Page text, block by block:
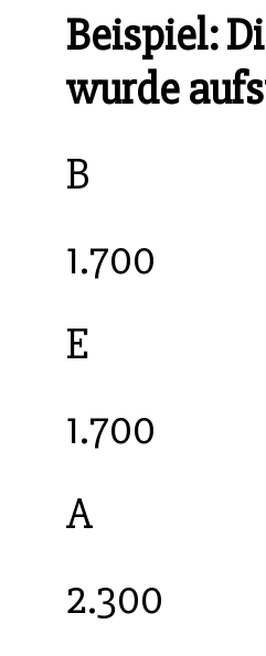
Beispiel:
wurde
B
1.700
E
1.700
A
2.300